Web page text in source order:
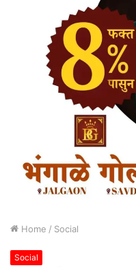
Home / Social
Social